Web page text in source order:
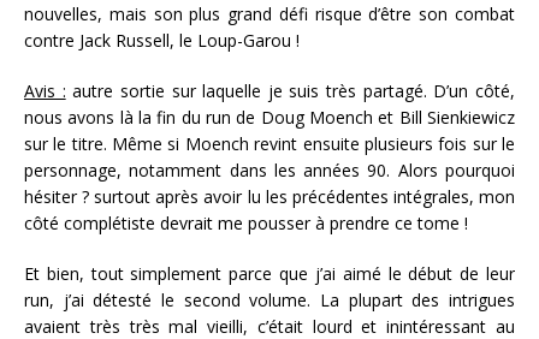
nouvelles, mais son plus grand défi risque d’être son combat
contre Jack Russell, le Loup-Garou !
Avis : autre sortie sur laquelle je suis très partagé. D’un côté,
nous avons là la fin du run de Doug Moench et Bill Sienkiewicz
sur le titre. Même si Moench revint ensuite plusieurs fois sur le
personnage, notamment dans les années 90. Alors pourquoi
hésiter ? surtout après avoir lu les précédentes intégrales, mon
côté complétiste devrait me pousser à prendre ce tome !
Et bien, tout simplement parce que j’ai aimé le début de leur
run, j’ai détesté le second volume. La plupart des intrigues
avaient très très mal vieilli, c’était lourd et inintéressant au